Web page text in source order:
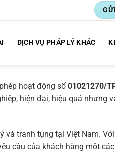
DỊCH VỤ PHÁP LÝ KHÁC
hoạt động số01021270/
hiện đại, hiệu quả nhưng
tranh tụng tại Việt Nam.
cầu của khách hàng một